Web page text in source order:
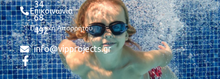
34
68
492
info@vipprojects.gr
Επικοινωνία
Πολιτική Απορρήτου